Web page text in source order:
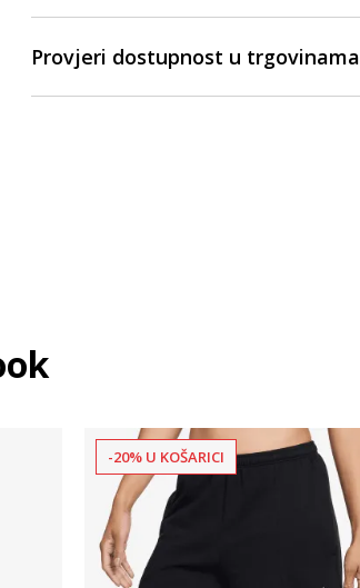
Provjeri dostupnost u trgovinama
-20% U KOŠARICI